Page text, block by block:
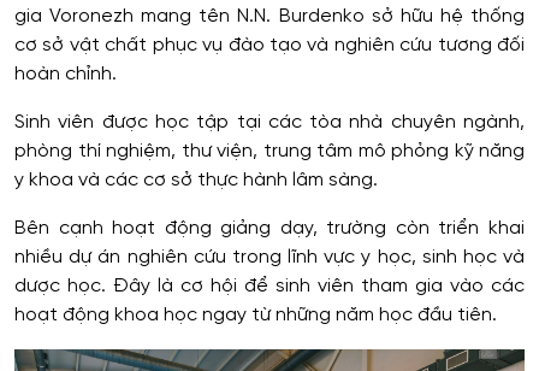
gia Voronezh mang tên N.N. Burdenko sở hữu hệ thống
cơ sở vật chất phục vụ đào tạo và nghiên cứu tương đối
hoàn chỉnh.
Sinh viên được học tập tại các tòa nhà chuyên ngành,
phòng thí nghiệm, thư viện, trung tâm mô phỏng kỹ năng
y khoa và các cơ sở thực hành lâm sàng.
Bên cạnh hoạt động giảng dạy, trường còn triển khai
nhiều dự án nghiên cứu trong lĩnh vực y học, sinh học và
dược học. Đây là cơ hội để sinh viên tham gia vào các
hoạt động khoa học ngay từ những năm học đầu tiên.